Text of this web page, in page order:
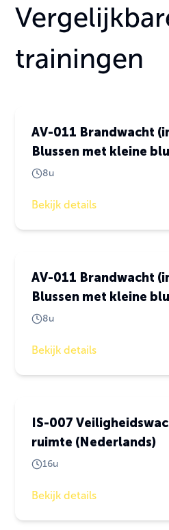
trainingen
AV-011 Brandwacht (incl. AV-012
Blussen met kleine
Nederlands
8u
Bekijk details
AV-011 Brandwacht (incl. AV-012
Blussen met kleine
Engels
8u
Bekijk details
IS-007 Veiligheidswacht besloten
ruimte (Nederlands)
16u
Bekijk details